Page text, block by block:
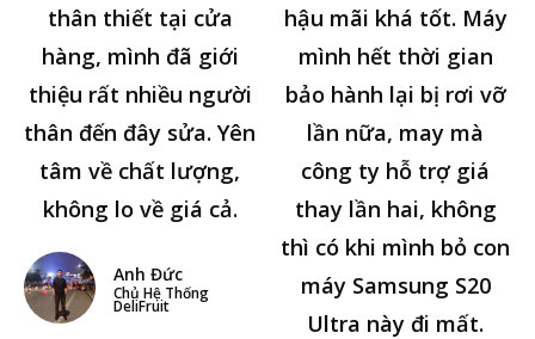
thân thiết tại cửa
hàng, mình đã giới
thiệu rất nhiều người
thân đến đây sửa. Yên
tâm về chất lượng,
không lo về giá cả.
Anh Đức
Chủ Hệ Thống
DeliFruit
hậu mãi khá tốt. Máy
mình hết thời gian
bảo hành lại bị rơi vỡ
lần nữa, may mà
công ty hỗ trợ giá
thay lần hai, không
thì có khi mình bỏ con
máy Samsung S20
Ultra này đi mất.